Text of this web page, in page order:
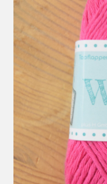
Kasse
Mein Konto